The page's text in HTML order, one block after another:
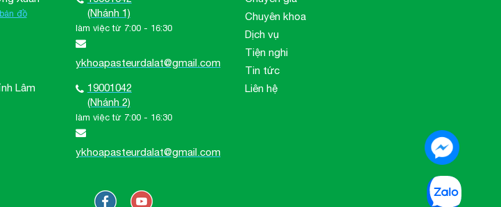
đồ
(Nhánh 1)
làm việc từ 7:00 - 16:30
ykhoapasteurdalat@gmail.com
Lâm
19001042
(Nhánh 2)
làm việc từ 7:00 - 16:30
ykhoapasteurdalat@gmail.com
Chuyên khoa
Dịch vụ
Tiện nghi
Tin tức
Liên hệ